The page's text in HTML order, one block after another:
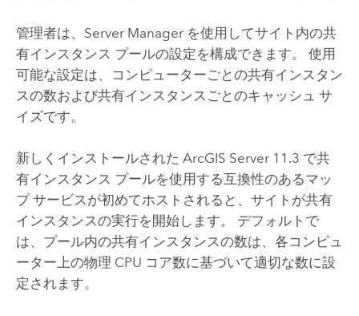
管理者は、 Server Managerを使用してサイト内の共
有インスタンス プールの設定を構成できます。 使用
可能な設定は、コンピューターごとの共有インスタン
スの数および共有インスタンスごとのキャッシュ サ
イズです。
新しくインストールされた ArcGIS Server 11.3 で共
有インスタンス プールを使用する互換性のあるマッ
プ サービスが初めてホストされると、サイトが共有
インスタンスの実行を開始します。 デフォルトで
は、プール内の共有インスタンスの数は、各コンピュ
ーター上の物理 CPU コア数に基づいて適切な数に設
定されます。